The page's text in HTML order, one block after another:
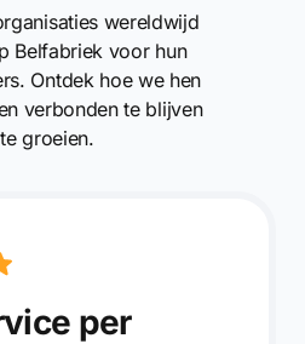
wereldwijd
Belfabriek voor hun
Ontdek hoe we hen
verbonden te blijven
groeien.
per